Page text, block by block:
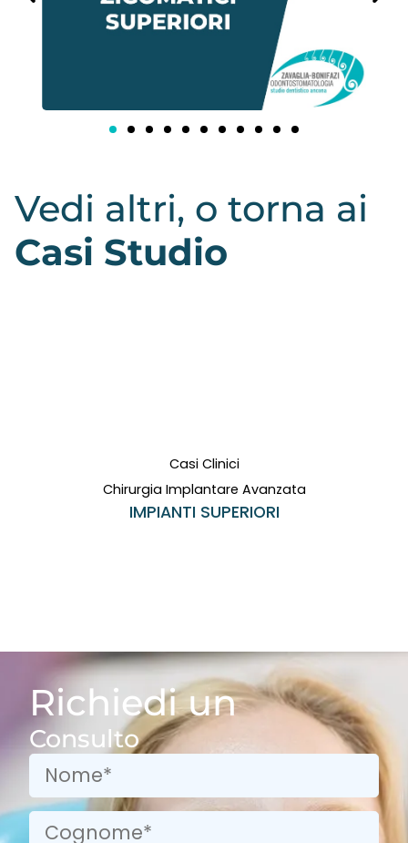
Vedi altri, o torna ai
Casi Studio
Casi Clinici
Chirurgia Implantare Avanzata
IMPIANTI SUPERIORI
Richiedi un
Consulto